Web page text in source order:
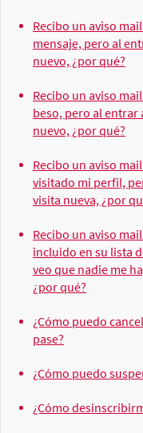
Recibo un aviso
mensaje, pero al
nuevo, ¿por qué?
Recibo un aviso
beso, pero al entrar
nuevo, ¿por qué?
Recibo un aviso
visitado mi perfil,
visita nueva, ¿por
Recibo un aviso
incluido en su lista
veo que nadie me
¿por qué?
¿Cómo puedo
pase?
¿Cómo puedo
¿Cómo